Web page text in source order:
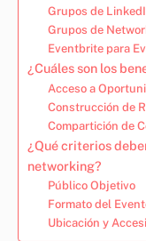
Grupos de
Grupos de
Eventbrite para
¿Cuáles son los
Acceso a
Construcción de
Compartición de
¿Qué criterios
networking?
Público Objetivo
Formato del
Ubicación y